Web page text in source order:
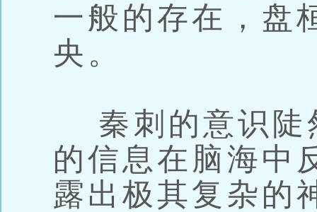
一般的存在，盘
央。
秦刺的意识陡
的信息在脑海中
露出极其复杂的